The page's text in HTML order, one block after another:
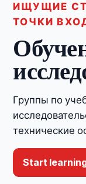
ИЩУЩИЕ
ТОЧКИ
Группы по
технические
Start